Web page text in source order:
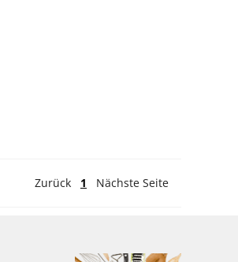
Zurück 1 Nächste Seite